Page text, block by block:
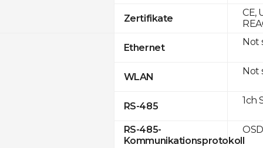
Zertifikate
Ethernet
WLAN
RS-485
RS-485-
Kommunikationsprotokoll
CE,
Not
Not
1ch